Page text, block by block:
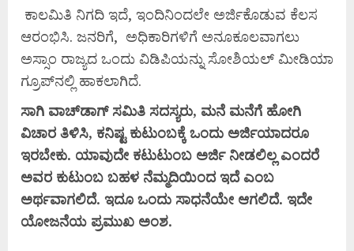
ಕಾಲಮಿತಿ ನಿಗದಿ ಇದೆ, ಇಂದಿನಿಂದಲೇ ಅರ್ಜಿಕೊಡುವ ಕೆಲಸ
ಆರಂಭಿಸಿ. ಜನರಿಗೆ, ಅಧಿಕಾರಿಗಳಿಗೆ ಅನೂಕೂಲವಾಗಲು
ಅಸ್ಸಾಂ ರಾಜ್ಯದ ಒಂದು ವಿಡಿಪಿಯನ್ನು ಸೋಶಿಯಲ್ ಮೀಡಿಯಾ
ಗ್ರೂಪ್‌ನಲ್ಲಿ ಹಾಕಲಾಗಿದೆ.
ಸಾಗಿ ವಾಚ್‌ಡಾಗ್ ಸಮಿತಿ ಸದಸ್ಯರು, ಮನೆ ಮನೆಗೆ ಹೋಗಿ
ವಿಚಾರ ತಿಳಿಸಿ, ಕನಿಷ್ಟ ಕುಟುಂಬಕ್ಕೆ ಒಂದು ಅರ್ಜಿಯಾದರೂ
ಇರಬೇಕು. ಯಾವುದೇ ಕಟುಟುಂಬ ಅರ್ಜಿ ನೀಡಲಿಲ್ಲ ಎಂದರೆ
ಅವರ ಕುಟುಂಬ ಬಹಳ ನೆಮ್ಮದಿಯಿಂದ ಇದೆ ಎಂಬ
ಅರ್ಥವಾಗಲಿದೆ. ಇದೂ ಒಂದು ಸಾಧನೆಯೇ ಆಗಲಿದೆ. ಇದೇ
ಯೋಜನೆಯ ಪ್ರಮುಖ ಅಂಶ.